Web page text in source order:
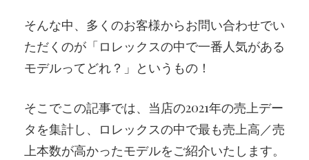
そんな中、多くのお客様からお問い合わせでい
ただくのが「ロレックスの中で一番人気がある
モデルってどれ？」というもの！
そこでこの記事では、当店の2021年の売上デー
タを集計し、ロレックスの中で最も売上高／売
上本数が高かったモデルをご紹介いたします。